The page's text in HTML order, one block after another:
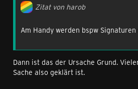
Zitat von harob
Am Handy werden bspw
Dann ist das der Ursache Grund.
Sache also geklärt ist.